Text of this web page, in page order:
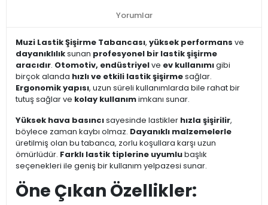
Yorumlar
Muzi Lastik Şişirme Tabancası, yüksek performans ve
dayanıklılıksunan profesyonel bir lastik şişirme
aracıdır. Otomotiv, endüstriyelve ev kullanımıgibi
birçok alanda hızlı ve etkili lastik şişirmesağlar.
Ergonomik yapısı, uzun süreli kullanımlarda bile rahat bir
tutuş sağlar ve kolay kullanımimkanı sunar.
Yüksek hava basıncısayesinde lastikler hızla şişirilir,
böylece zaman kaybı olmaz. Dayanıklı malzemelerle
üretilmiş olan bu tabanca, zorlu koşullara karşı uzun
ömürlüdür. Farklı lastik tiplerine uyumlubaşlık
seçenekleri ile geniş bir kullanım yelpazesi sunar.
Öne Çıkan Özellikler: